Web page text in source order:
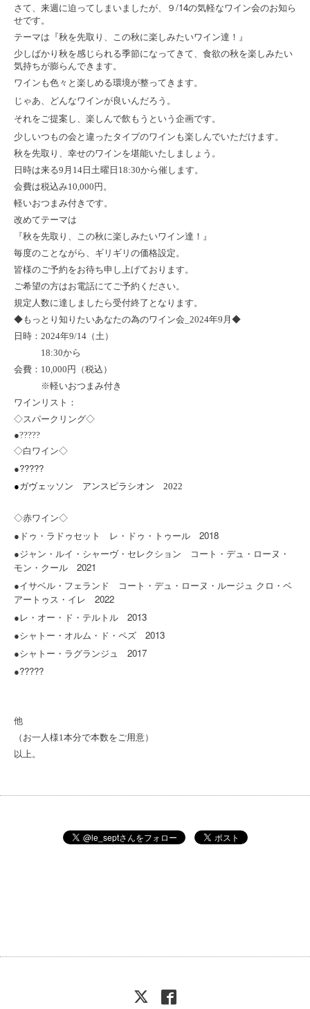
さて、来週に迫ってしまいましたが、 ９/14の気軽なワイン会のお知ら
せです。
テーマは『秋を先取り、この秋に楽しみたいワイン達！』
少しばかり秋を感じられる季節になってきて、食欲の秋を楽しみたい
気持ちが膨らんできます。
ワインも色々と楽しめる環境が整ってきます。
じゃあ、どんなワインが良いんだろう。
それをご提案し、楽しんで飲もうという企画です。
少しいつもの会と違ったタイプのワインも楽しんでいただけます。
秋を先取り、幸せのワインを堪能いたしましょう。
日時は来る9 月 14 日土曜日 18:30から催します。
会費は税込み10,000 円。
軽いおつまみ付きです。
改めてテーマは
『秋を先取り、この秋に楽しみたいワイン達！ 』
毎度のことながら、ギリギリの価格設定。
皆様のご予約をお待ち申し上げております。
ご希望の方はお電話にてご予約ください。
規定人数に達しましたら受付終了となります。
◆もっとり知りたいあなたの為のワイン会 _2024年9 月◆
日時： 2024年9/14 （土）
18:30から
会費： 10,000 円（税込）
※軽いおつまみ付き
ワインリスト：
◇スパークリング◇
●?????
◇白ワイン◇
●?????
●ガヴェッソン アンスピラシオン 2022
◇赤ワイン◇
●ドゥ・ラドゥセット レ・ドゥ・トゥール 2018
●ジャン・ルイ・シャーヴ・セレクション コート・デュ・ローヌ・
モン・クール 2021
●イサベル・フェランド コート・デュ・ローヌ・ルージュ クロ・ベ
アートゥス・イレ 2022
●レ・オー・ド・テルトル 2013
●シャトー・オルム・ド・ペズ 2013
●シャトー・ラグランジュ 2017
●?????
他
（お一人様1本分で本数をご用意）
以上。